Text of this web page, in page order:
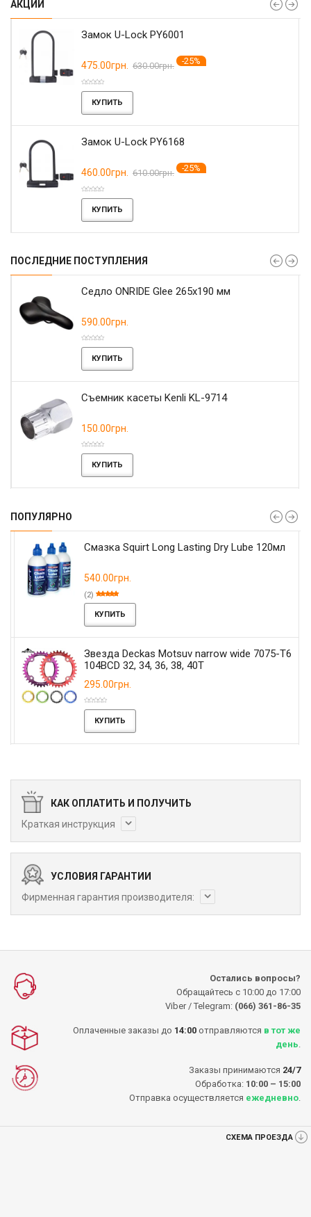
АКЦИИ
Замок U-Lock PY6001
475.00грн. 630.00грн. -25%
КУПИТЬ
Замок U-Lock PY6168
460.00грн. 610.00грн. -25%
КУПИТЬ
ПОСЛЕДНИЕ ПОСТУПЛЕНИЯ
Седло ONRIDE Glee 265x190 мм
590.00грн.
КУПИТЬ
Съемник касеты Kenli KL-9714
150.00грн.
КУПИТЬ
ПОПУЛЯРНО
Смазка Squirt Long Lasting Dry Lube 120мл
540.00грн.
(2)
КУПИТЬ
Звезда Deckas Motsuv narrow wide 7075-T6
104BCD 32, 34, 36, 38, 40T
295.00грн.
КУПИТЬ
КАК ОПЛАТИТЬ И ПОЛУЧИТЬ
Краткая инструкция
УСЛОВИЯ ГАРАНТИИ
Фирменная гарантия производителя:
Остались вопросы?
Обращайтесь с 10:00 до 17:00
Viber / Telegram: (066) 361-86-35
Оплаченные заказы до 14:00 отправляются в тот же
день
Заказы принимаются 24/7
Обработка: 10:00 – 15:00
Отправка осуществляется ежедневно
СХЕМА ПРОЕЗДА